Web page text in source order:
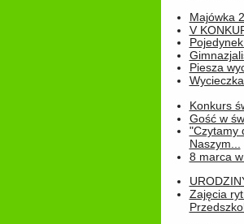
Majówka
V
Piesza
Konkurs
Gość w
"Czytamy
Naszym...
8 marca
Zajęcia